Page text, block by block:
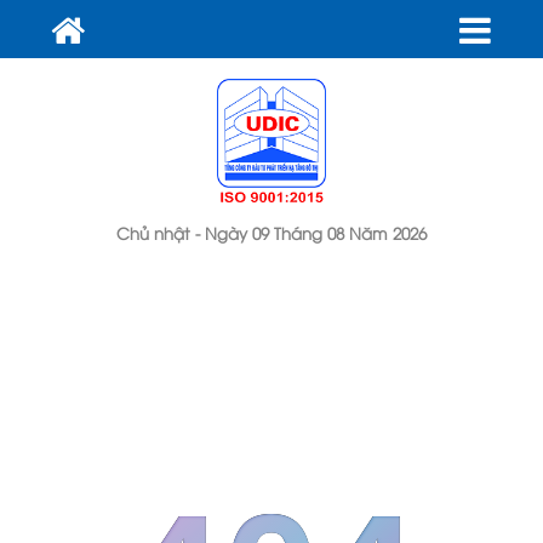
Chủ nhật - Ngày 09 Tháng 08 Năm 2026